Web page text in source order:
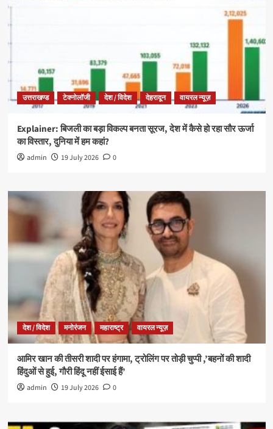
उत्तराखण्ड टेक्नोलॉजी देश / विदेश देहरादून वायरल न्यूज़
Explainer: बिजली का बड़ा विकल्प बनता सूरज, देश में कैसे हो रहा सौर ऊर्जा
का विस्तार, दुनिया में हम कहां?
admin 19 July 2026 0
देश / विदेश मनोरंजन महाराष्ट्र वायरल न्यूज़
आमिर खान की तीसरी शादी पर हंगामा, ट्रोलिंग पर तोड़ी चुप्पी ,’बहनों की शादी
हिंदुओं से हुई, गौरी हिंदू नहीं ईसाई हैं’
admin 19 July 2026 0